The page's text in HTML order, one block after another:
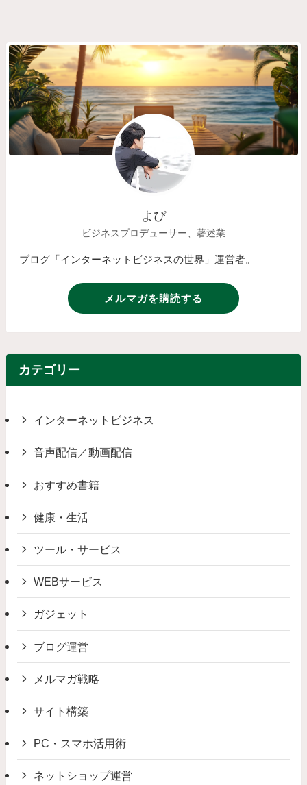
よぴ
ビジネスプロデューサー、著述業
ブログ「インターネットビジネスの世界」運営者。
メルマガを購読する
カテゴリー
インターネットビジネス
音声配信／動画配信
おすすめ書籍
健康・生活
ツール・サービス
WEBサービス
ガジェット
ブログ運営
メルマガ戦略
サイト構築
PC・スマホ活用術
ネットショップ運営